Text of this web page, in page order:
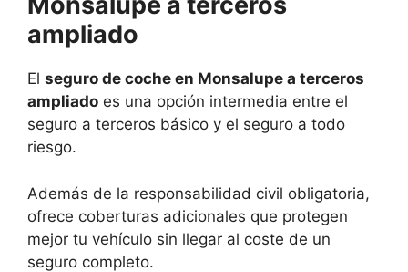
ampliado
El seguro de coche en Monsalupe a terceros
ampliado es una opción intermedia entre el
seguro a terceros básico y el seguro a todo
riesgo.
Además de la responsabilidad civil obligatoria,
ofrece coberturas adicionales que protegen
mejor tu vehículo sin llegar al coste de un
seguro completo.